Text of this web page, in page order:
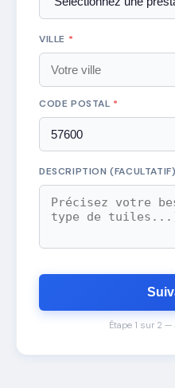
VILLE *
CODE POSTAL *
DESCRIPTION (FACULTATIF)
Étape 1 sur 2 —